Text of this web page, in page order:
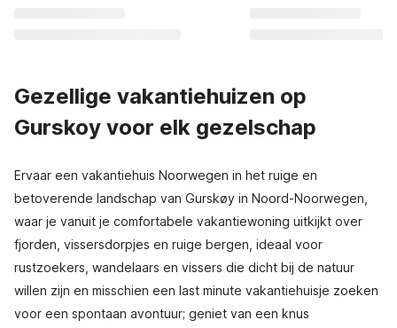
Gezellige vakantiehuizen op
Gurskoy voor elk gezelschap
Ervaar een vakantiehuis Noorwegen in het ruige en
betoverende landschap van Gurskøy in Noord-Noorwegen,
waar je vanuit je comfortabele vakantiewoning uitkijkt over
fjorden, vissersdorpjes en ruige bergen, ideaal voor
rustzoekers, wandelaars en vissers die dicht bij de natuur
willen zijn en misschien een last minute vakantiehuisje zoeken
voor een spontaan avontuur; geniet van een knus